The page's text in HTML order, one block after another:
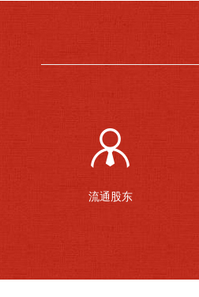
流通股东